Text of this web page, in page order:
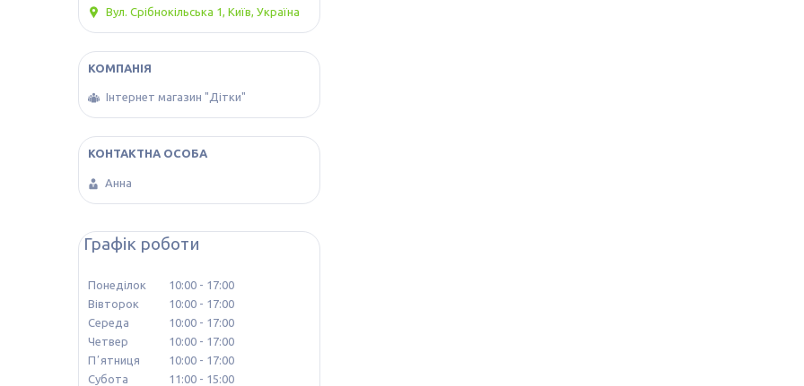
Вул. Срібнокільська 1, Київ, Україна
Інтернет магазин "Дітки"
Анна
Графік роботи
Понеділок 10:00
17:00
Вівторок
10:00
17:00
Середа
10:00
17:00
Четвер
10:00
17:00
Пʼятниця
10:00
17:00
Субота
11:00
15:00